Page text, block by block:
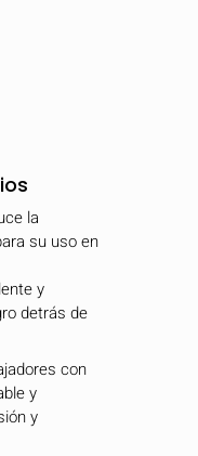
la
su uso en
y
detrás de
con
y
y